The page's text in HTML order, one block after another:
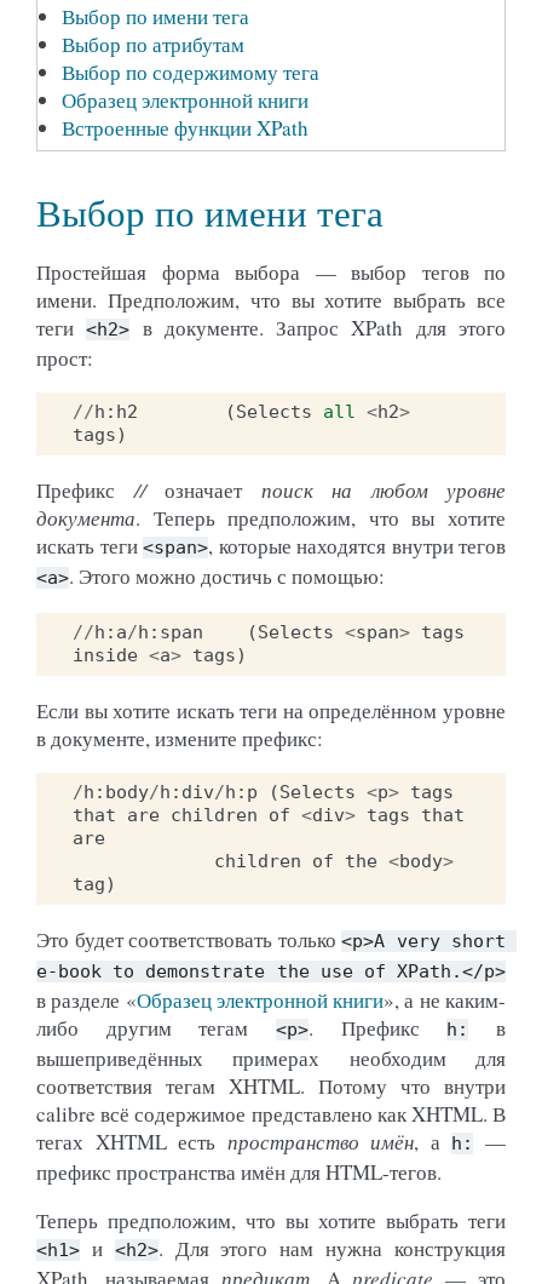
Выбор по имени тега
Выбор по атрибутам
Выбор по содержимому тега
Образец электронной книги
Встроенные функции XPath
Выбор по имени тега
Простейшая форма выбора — выбор тегов по
имени. Предположим, что вы хотите выбрать все
теги<h2>
в документе. Запрос XPath для этого
прост:
//h : h2 (Selects all <h2>
tags)
Префикс//означает поиск на любом уровне
документа. Теперь предположим, что вы хотите
искать теги <span>, которые находятся внутри тегов
<a>. Этого можно достичь с помощью:
//h : a/h : span (Selects <span> tags
inside <a> tags)
Если вы хотите искать теги на определённом уровне
в документе, измените префикс:
/h : body/h : div/h : p (Selects <p> tags
that
are children of <div> tags
that
are
children
of the <body>
tag)
Это будет соответствовать только <p>A very short
e-book
to demonstrate the use of XPath.</p>
в разделе «Образец электронной книги», а не каким-
либо другим тегам
<p>. Префикс h:
в
вышеприведённых примерах необходим для
соответствия тегам XHTML. Потому что внутри
calibre всё содержимое представлено как XHTML. В
тегах XHTML есть пространство имён, а h:
—
префикс пространства имён для HTML-тегов.
Теперь предположим, что вы хотите выбрать теги
<h1> и <h2>. Для этого нам нужна конструкция
XPath, называемая предикат. A predicate — это